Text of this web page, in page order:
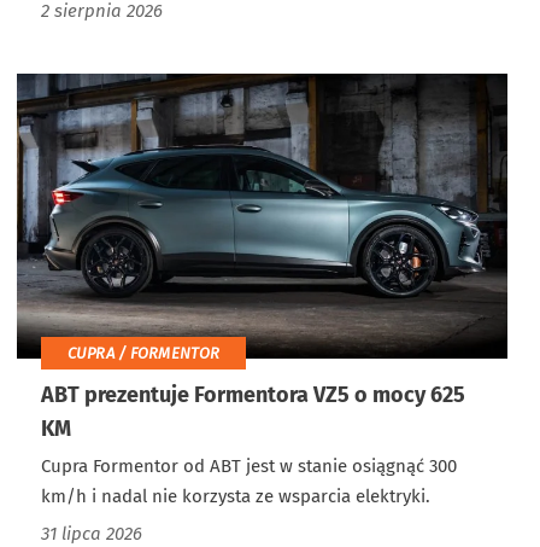
2 sierpnia 2026
CUPRA / FORMENTOR
ABT prezentuje Formentora VZ5 o mocy 625
KM
Cupra Formentor od ABT jest w stanie osiągnąć 300
km/h i nadal nie korzysta ze wsparcia elektryki.
31 lipca 2026